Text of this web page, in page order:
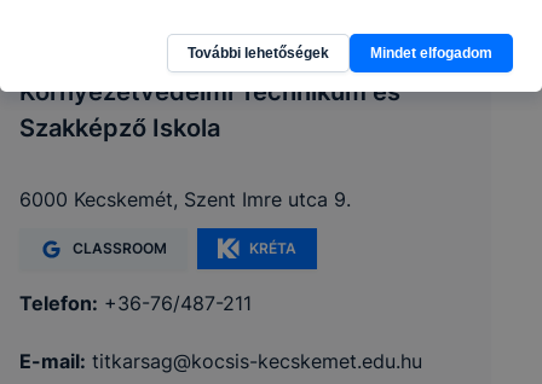
Déli ASzC Kocsis Pál Mezőgazdasági és
Környezetvédelmi Technikum és
Szakképző Iskola
6000 Kecskemét, Szent Imre utca 9.
CLASSROOM KRÉTA
Telefon: +36-76/487-211
E-mail: titkarsag@kocsis-kecskemet.edu.hu
További lehetőségek Mindet elfogadom